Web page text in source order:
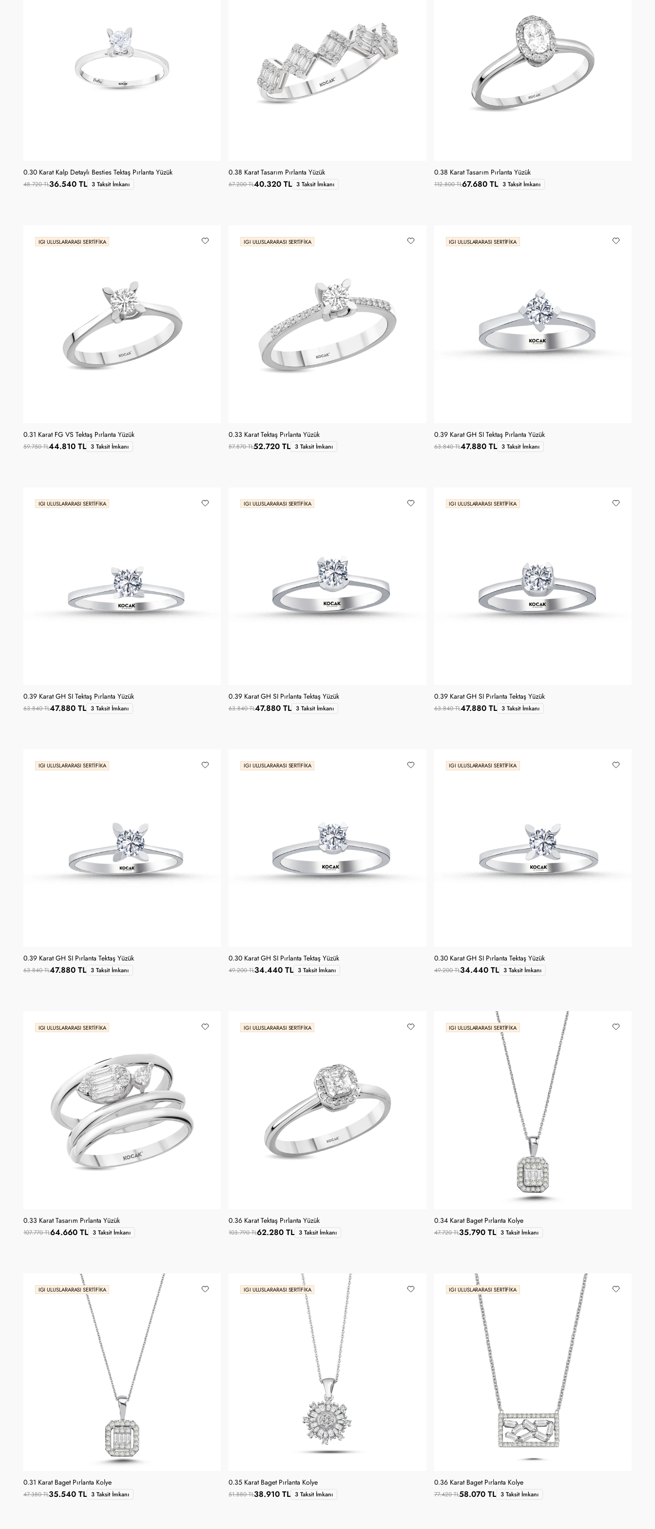
0.30 Karat Kalp Detaylı Besties Tektaş Pırlanta Yüzük
48.720 TL36.540 TL 3 Taksit İmkanı
0.38 Karat Tasarım Pırlanta Yüzük
67.200 TL40.320 TL 3 Taksit İmkanı
0.38 Karat Tasarım Pırlanta Yüzük
112.800 TL67.680 TL 3 Taksit İmkanı
IGI ULUSLARARASI SERTIFIKA
0.31 Karat FG VS Tektaş Pırlanta Yüzük
59.750 TL44.810 TL 3 Taksit İmkanı
IGI ULUSLARARASI SERTIFIKA
0.33 Karat Tektaş Pırlanta Yüzük
87.870 TL52.720 TL 3 Taksit İmkanı
IGI ULUSLARARASI SERTIFIKA
0.39 Karat GH SI Tektaş Pırlanta Yüzük
63.840 TL47.880 TL 3 Taksit İmkanı
IGI ULUSLARARASI SERTIFIKA
0.39 Karat GH SI Tektaş Pırlanta Yüzük
63.840 TL47.880 TL 3 Taksit İmkanı
IGI ULUSLARARASI SERTIFIKA
0.39 Karat GH SI Pırlanta Tektaş Yüzük
63.840 TL47.880 TL 3 Taksit İmkanı
IGI ULUSLARARASI SERTIFIKA
0.39 Karat GH SI Pırlanta Tektaş Yüzük
63.840 TL47.880 TL 3 Taksit İmkanı
IGI ULUSLARARASI SERTIFIKA
0.39 Karat GH SI Pırlanta Tektaş Yüzük
63.840 TL47.880 TL 3 Taksit İmkanı
IGI ULUSLARARASI SERTIFIKA
0.30 Karat GH SI Pırlanta Tektaş Yüzük
49.200 TL34.440 TL 3 Taksit İmkanı
IGI ULUSLARARASI SERTIFIKA
0.30 Karat GH SI Pırlanta Tektaş Yüzük
49.200 TL34.440 TL 3 Taksit İmkanı
IGI ULUSLARARASI SERTIFIKA
0.33 Karat Tasarım Pırlanta Yüzük
107.770 TL64.660 TL 3 Taksit İmkanı
IGI ULUSLARARASI SERTIFIKA
0.36 Karat Tektaş Pırlanta Yüzük
103.790 TL62.280 TL 3 Taksit İmkanı
IGI ULUSLARARASI SERTIFIKA
0.34 Karat Baget Pırlanta Kolye
47.720 TL35.790 TL 3 Taksit İmkanı
IGI ULUSLARARASI SERTIFIKA
0.31 Karat Baget Pırlanta Kolye
47.380 TL35.540 TL 3 Taksit İmkanı
IGI ULUSLARARASI SERTIFIKA
0.35 Karat Baget Pırlanta Kolye
51.880 TL38.910 TL 3 Taksit İmkanı
IGI ULUSLARARASI SERTIFIKA
0.36 Karat Baget Pırlanta Kolye
77.420 TL58.070 TL 3 Taksit İmkanı